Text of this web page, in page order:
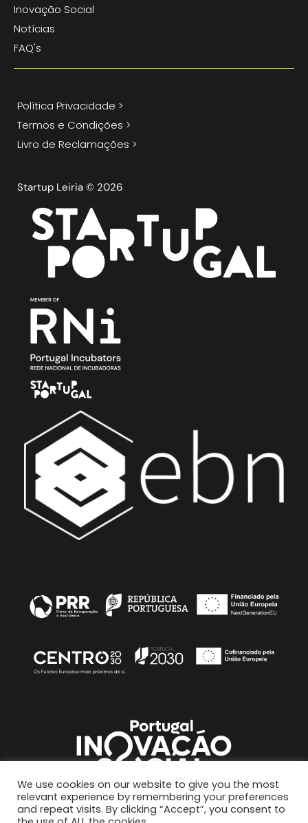
Inovação Social
Notícias
FAQ's
Política Privacidade >
Termos e Condições >
Livro de Reclamações >
Startup Leiria © 2026
We use cookies on our website to give you the most
relevant experience by remembering your preferences
and repeat visits. By clicking “Accept”, you consent to